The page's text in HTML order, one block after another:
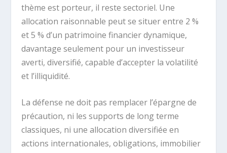
thème est porteur, il reste sectoriel. Une
allocation raisonnable peut se situer entre 2 %
et 5 % d’un patrimoine financier dynamique,
davantage seulement pour un investisseur
averti, diversifié, capable d’accepter la volatilité
et l’illiquidité.
La défense ne doit pas remplacer l’épargne de
précaution, ni les supports de long terme
classiques, ni une allocation diversifiée en
actions internationales, obligations, immobilier